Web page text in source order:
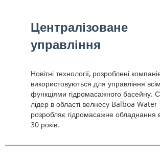
Централізоване
управління
Новітні технології, розроблені
використовуються для управління
функціями гідромасажного басейну.
лідер в області велнесу Balboa
розробляє гідромасажне обладнання
30 років.